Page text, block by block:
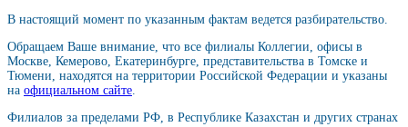
В настоящий момент по указанным фактам ведется разбирательство.
Обращаем Ваше внимание, что все филиалы Коллегии, офисы в
Москве, Кемерово, Екатеринбурге, представительства в Томске и
Тюмени, находятся на территории Российской Федерации и указаны
на официальном сайте
Филиалов за пределами РФ, в Республике Казахстан и других странах